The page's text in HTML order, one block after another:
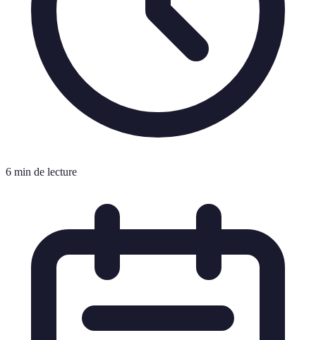
6 min de lecture